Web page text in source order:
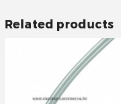
Related products